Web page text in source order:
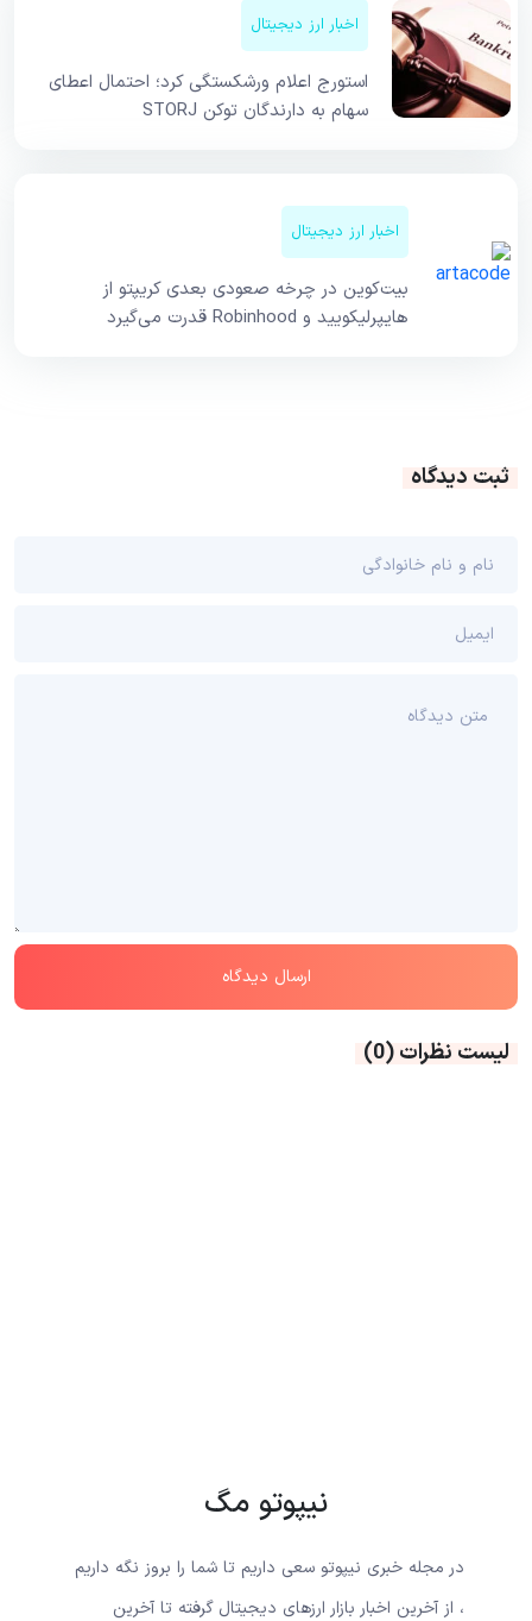
اخبار ارز دیجیتال
استورج اعلام ورشکستگی کرد؛ احتمال اعطای
سهام به دارندگان توکن STORJ
اخبار ارز دیجیتال
بیت‌کوین در چرخه صعودی بعدی کریپتو از
هایپرلیکویید و Robinhood قدرت می‌گیرد
ثبت دیدگاه
لیست نظرات(0)
نیپوتو مگ
در مجله خبری نیپوتو سعی داریم تا شما را بروز نگه داریم
، از آخرین اخبار بازار ارزهای دیجیتال گرفته تا آخرین